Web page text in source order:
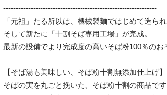
--------------------------------------------------------------
「元祖」たる所以は、機械製麺ではじめて造ら
そして新たに「十割そば専用工場」が完成。
最新の設備でより完成度の高いそば粉100％のお
【そば湯も美味しい、そば粉十割無添加仕上げ】
そばの実を丸ごと挽いた、そば粉十割の商品です